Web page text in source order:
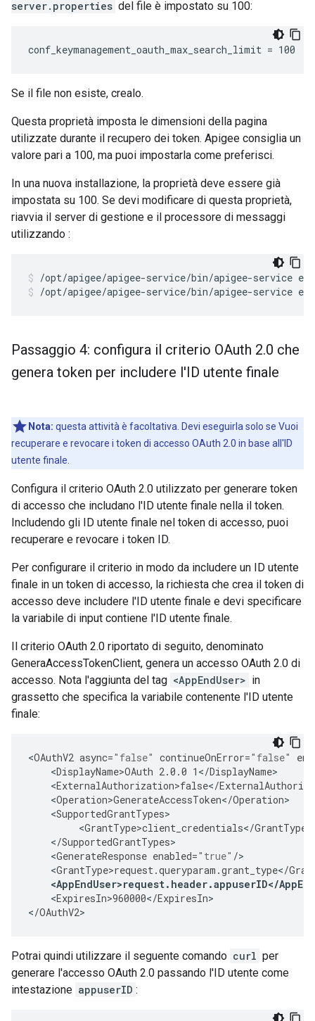
server.properties del file è impostato su 100:
conf_keymanagement_oauth_max_search_limit = 100
Se il file non esiste, crealo.
Questa proprietà imposta le dimensioni della pagina
utilizzate durante il recupero dei token. Apigee consiglia un
valore pari a 100, ma puoi impostarla come preferisci.
In una nuova installazione, la proprietà deve essere già
impostata su 100. Se devi modificare di questa proprietà,
riavvia il server di gestione e il processore di messaggi
utilizzando :
/opt/apigee/apigee-service/bin/apigee-service
Passaggio 4: configura il criterio OAuth 2.0 che
genera token per includere l'ID utente finale
Nota: questa attività è facoltativa. Devi eseguirla solo se Vuoi
recuperare e revocare i token di accesso OAuth 2.0 in base all'ID
utente finale.
Configura il criterio OAuth 2.0 utilizzato per generare token
di accesso che includano l'ID utente finale nella il token.
Includendo gli ID utente finale nel token di accesso, puoi
recuperare e revocare i token ID.
Per configurare il criterio in modo da includere un ID utente
finale in un token di accesso, la richiesta che crea il token di
accesso deve includere l'ID utente finale e devi specificare
la variabile di input contiene l'ID utente finale.
Il criterio OAuth 2.0 riportato di seguito, denominato
GeneraAccessTokenClient, genera un accesso OAuth 2.0 di
accesso. Nota l'aggiunta del tag <AppEndUser> in
grassetto che specifica la variabile contenente l'ID utente
finale:
<OAuthV2 async="false" continueOnError="false"
<DisplayName>OAuth 2.0.0 1 </DisplayName
<ExternalAuthorization>false</
<Operation>GenerateAccessToken</Operation
<SupportedGrantTypes
<GrantType>client_credentials</GrantType
</SupportedGrantTypes
<GenerateResponse enabled="true" /
<GrantType>request.queryparam .grant_type</
<AppEndUser>request. header.appuserID</
<ExpiresIn>960000</ExpiresIn>
</OAuthV2>
Potrai quindi utilizzare il seguente comando curl per
generare l'accesso OAuth 2.0 passando l'ID utente come
intestazione appuserID :